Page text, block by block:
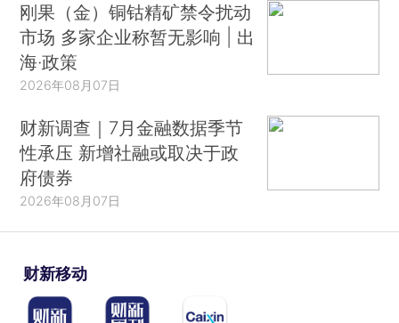
刚果（金）铜钴精矿禁令扰动
市场 多家企业称暂无影响 | 出
海·政策
2026年08月07日
财新调查｜7月金融数据季节
性承压 新增社融或取决于政
府债券
2026年08月07日
财新移动